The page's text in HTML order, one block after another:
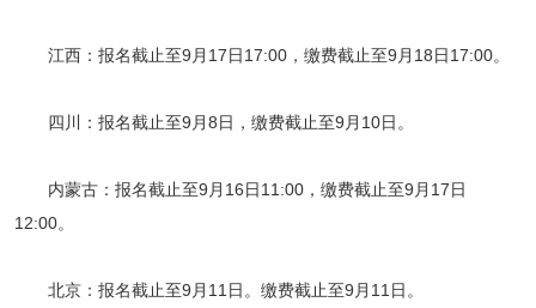
江西：报名截止至9月17日17:00，缴费截止至9月18日17:00。
四川：报名截止至9月8日，缴费截止至9月10日。
内蒙古：报名截止至9月16日11:00，缴费截止至9月17日
12:00。
北京：报名截止至9月11日。缴费截止至9月11日。